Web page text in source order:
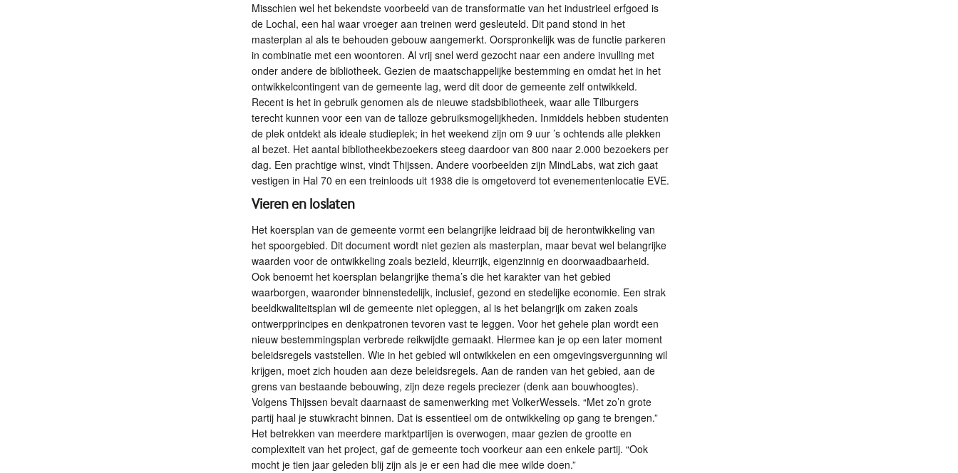
Misschien wel het bekendste voorbeeld van de transformatie van het industrieel erfgoed is
de Lochal, een hal waar vroeger aan treinen werd gesleuteld. Dit pand stond in het
masterplan al als te behouden gebouw aangemerkt. Oorspronkelijk was de functie parkeren
in combinatie met een woontoren. Al vrij snel werd gezocht naar een andere invulling met
onder andere de bibliotheek. Gezien de maatschappelijke bestemming en omdat het in het
ontwikkelcontingent van de gemeente lag, werd dit door de gemeente zelf ontwikkeld.
Recent is het in gebruik genomen als de nieuwe stadsbibliotheek, waar alle Tilburgers
terecht kunnen voor een van de talloze gebruiksmogelijkheden. Inmiddels hebben studenten
de plek ontdekt als ideale studieplek; in het weekend zijn om 9 uur ’s ochtends alle plekken
al bezet. Het aantal bibliotheekbezoekers steeg daardoor van 800 naar 2.000 bezoekers per
dag. Een prachtige winst, vindt Thijssen. Andere voorbeelden zijn MindLabs, wat zich gaat
vestigen in Hal 70 en een treinloods uit 1938 die is omgetoverd tot evenementenlocatie EVE.
Vieren en loslaten
Het koersplan van de gemeente vormt een belangrijke leidraad bij de herontwikkeling van
het spoorgebied. Dit document wordt niet gezien als masterplan, maar bevat wel belangrijke
waarden voor de ontwikkeling zoals bezield, kleurrijk, eigenzinnig en doorwaadbaarheid.
Ook benoemt het koersplan belangrijke thema’s die het karakter van het gebied
waarborgen, waaronder binnenstedelijk, inclusief, gezond en stedelijke economie. Een strak
beeldkwaliteitsplan wil de gemeente niet opleggen, al is het belangrijk om zaken zoals
ontwerpprincipes en denkpatronen tevoren vast te leggen. Voor het gehele plan wordt een
nieuw bestemmingsplan verbrede reikwijdte gemaakt. Hiermee kan je op een later moment
beleidsregels vaststellen. Wie in het gebied wil ontwikkelen en een omgevingsvergunning wil
krijgen, moet zich houden aan deze beleidsregels. Aan de randen van het gebied, aan de
grens van bestaande bebouwing, zijn deze regels preciezer (denk aan bouwhoogtes).
Volgens Thijssen bevalt daarnaast de samenwerking met VolkerWessels. “Met zo’n grote
partij haal je stuwkracht binnen. Dat is essentieel om de ontwikkeling op gang te brengen.”
Het betrekken van meerdere marktpartijen is overwogen, maar gezien de grootte en
complexiteit van het project, gaf de gemeente toch voorkeur aan een enkele partij. “Ook
mocht je tien jaar geleden blij zijn als je er een had die mee wilde doen.”